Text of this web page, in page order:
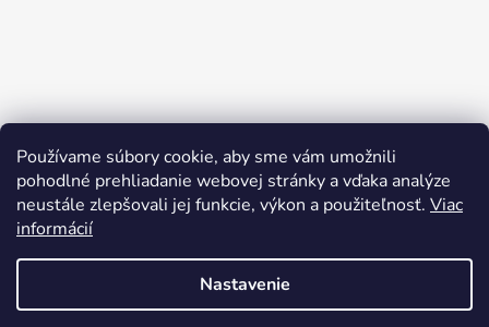
Používame súbory cookie, aby sme vám umožnili
pohodlné prehliadanie webovej stránky a vďaka analýze
neustále zlepšovali jej funkcie, výkon a použiteľnosť. Viac
informácií
Nastavenie
Instagram Facebook